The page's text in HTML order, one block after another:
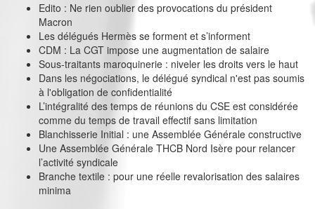
Edito : Ne rien oublier des provocations du président
Macron
Les délégués Hermès se forment et s’informent
CDM : La CGT impose une augmentation de salaire
Sous-traitants maroquinerie : niveler les droits vers le haut
Dans les négociations, le délégué syndical n'est pas soumis
à l'obligation de confidentialité
L’intégralité des temps de réunions du CSE est considérée
comme du temps de travail effectif sans limitation
Blanchisserie Initial : une Assemblée Générale constructive
Une Assemblée Générale THCB Nord Isère pour relancer
l’activité syndicale
Branche textile : pour une réelle revalorisation des salaires
minima